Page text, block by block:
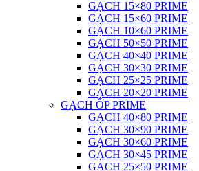
GẠCH 15×80 PRIME
GẠCH 15×60 PRIME
GẠCH 10×60 PRIME
GẠCH 50×50 PRIME
GẠCH 40×40 PRIME
GẠCH 30×30 PRIME
GẠCH 25×25 PRIME
GẠCH 20×20 PRIME
GẠCH ỐP PRIME
GẠCH 40×80 PRIME
GẠCH 30×90 PRIME
GẠCH 30×60 PRIME
GẠCH 30×45 PRIME
GẠCH 25×50 PRIME